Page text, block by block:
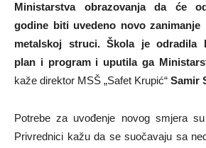
Ministarstva obrazovanja da će
godine biti uvedeno novo zanimanje
metalskoj struci. Škola je odradila
plan i program i uputila ga
kaže direktor MSŠ „Safet Krupić“ Samir
Potrebe za uvođenje novog smjera
Privrednici kažu da se suočavaju sa